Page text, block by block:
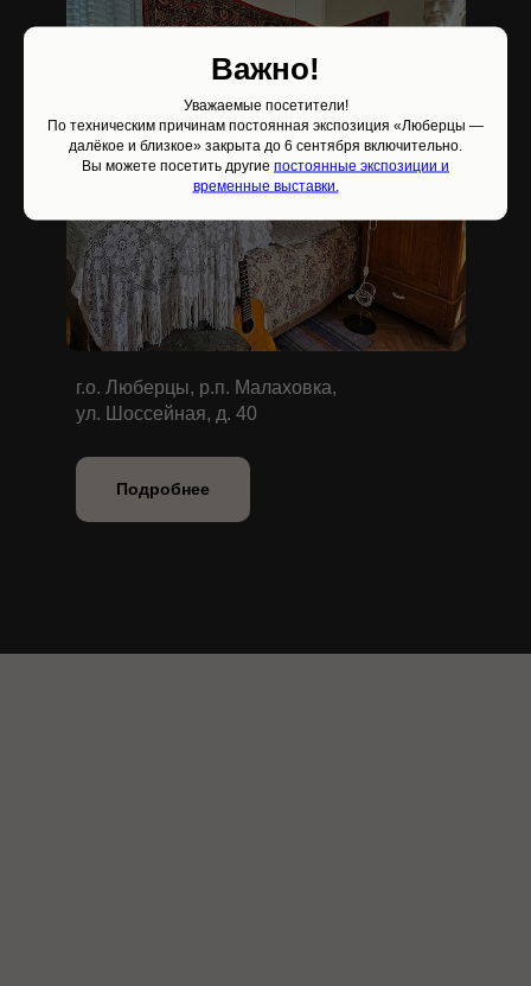
Важно!
Уважаемые посетители!
По техническим причинам постоянная экспозиция «Люберцы —
далёкое и близкое» закрыта до 6 сентября включительно.
Вы можете посетить другие постоянные экспозиции и
временные выставки.
г.о. Люберцы, р.п. Малаховка,
ул. Шоссейная, д. 40
Подробнее